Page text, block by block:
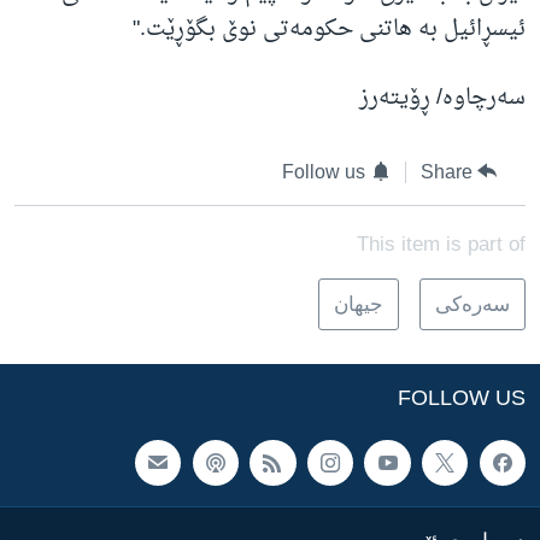
ئیسڕائیل بە هاتنی حکومەتی نوێ بگۆڕێت."
سەرچاوە/ ڕۆیتەرز
Share
Follow us
This item is part of
سه‌ره‌کی جیهان
FOLLOW US